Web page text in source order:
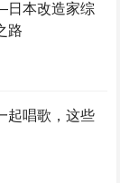
本改造家综
路
起唱歌，这些